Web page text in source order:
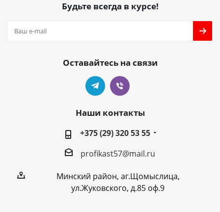
Будьте всегда в курсе!
Оставайтесь на связи
Наши контакты
+375 (29) 320 53 55
profikast57@mail.ru
Минский район, аг.Щомыслица,
ул.Жуковского, д.85 оф.9